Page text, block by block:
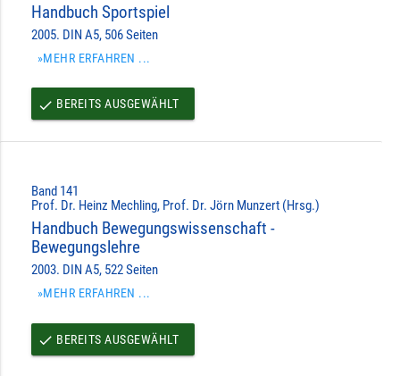
Handbuch Sportspiel
2005. DIN A5, 506 Seiten
»MEHR ERFAHREN ...
done BEREITS AUSGEWÄHLT
Band 141
Prof. Dr. Heinz Mechling, Prof. Dr. Jörn Munzert (Hrsg.)
Handbuch Bewegungswissenschaft -
Bewegungslehre
2003. DIN A5, 522 Seiten
»MEHR ERFAHREN ...
done BEREITS AUSGEWÄHLT